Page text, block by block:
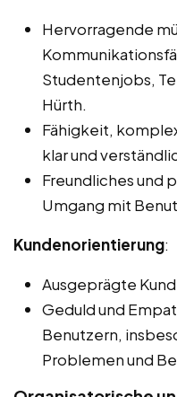
Hervorragende
Studentenjobs,
Hürth.
Fähigkeit,
klar und
Freundliches und
Umgang mit
Kundenorientierung:
Ausgeprägte
Geduld und
Benutzern,
Problemen und